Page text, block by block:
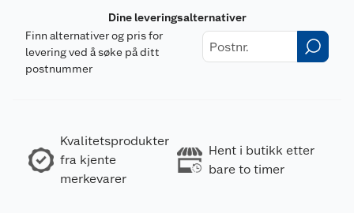
Dine leveringsalternativer
Finn alternativer og pris for
levering ved å søke på ditt
postnummer
Kvalitetsprodukter
fra kjente
merkevarer
Hent i butikk etter
bare to timer